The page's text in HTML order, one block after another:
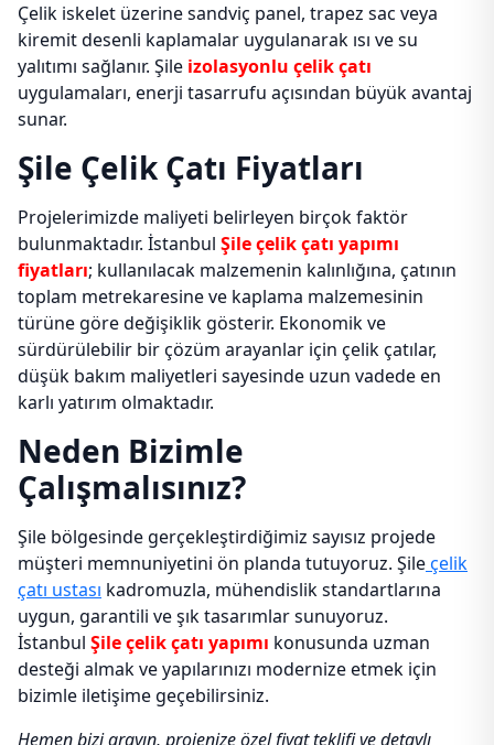
Çelik iskelet üzerine sandviç panel, trapez sac veya
kiremit desenli kaplamalar uygulanarak ısı ve su
yalıtımı sağlanır. Şile izolasyonlu çelik çatı
uygulamaları, enerji tasarrufu açısından büyük avantaj
sunar.
Şile Çelik Çatı Fiyatları
Projelerimizde maliyeti belirleyen birçok faktör
bulunmaktadır. İstanbul Şile çelik çatı yapımı
fiyatları; kullanılacak malzemenin kalınlığına, çatının
toplam metrekaresine ve kaplama malzemesinin
türüne göre değişiklik gösterir. Ekonomik ve
sürdürülebilir bir çözüm arayanlar için çelik çatılar,
düşük bakım maliyetleri sayesinde uzun vadede en
karlı yatırım olmaktadır.
Neden Bizimle
Çalışmalısınız?
Şile bölgesinde gerçekleştirdiğimiz sayısız projede
müşteri memnuniyetini ön planda tutuyoruz. Şileçelik
çatı ustası kadromuzla, mühendislik standartlarına
uygun, garantili ve şık tasarımlar sunuyoruz.
İstanbul Şile çelik çatı yapımı konusunda uzman
desteği almak ve yapılarınızı modernize etmek için
bizimle iletişime geçebilirsiniz.
Hemen bizi arayın, projenize özel fiyat teklifi ve detaylı